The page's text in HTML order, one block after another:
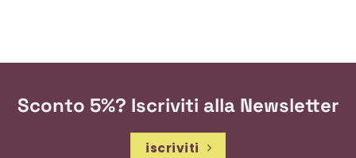
Sconto 5%? Iscriviti alla Newsletter
iscriviti